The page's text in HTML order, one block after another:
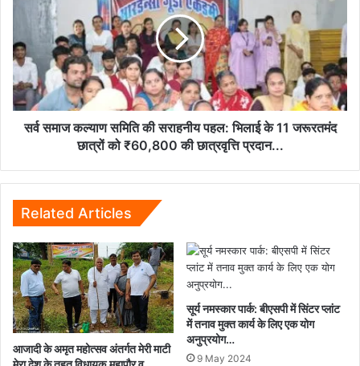
संसद
तक
लड़ाई
तय!
की
सराहनीय
पहल:
भिलाई
के
की
छात्रवृत्ति
प्रदान...
सर्व समाज कल्याण समिति की सराहनीय पहल: भिलाई के 11 जरूरतमंद
छात्रों को ₹60,800 की छात्रवृत्ति प्रदान...
Related Articles
आजादी के अमृत महोत्सव अंतर्गत मेरी माटी
सूर्य नमस्कार पार्क: बीएसपी में सिंटर प्लांट
में तनाव मुक्त कार्य के लिए एक योग
अनुप्रयोग…
9 May 2024